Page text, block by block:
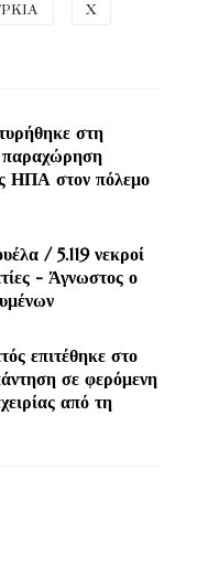
Χ
στη
παραχώρηση
ΗΠΑ στον πόλεμο
/ 5.119 νεκροί
- Άγνωστος ο
επιτέθηκε στο
σε φερόμενη
από τη